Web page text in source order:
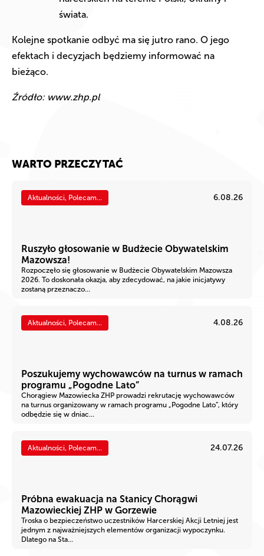
świata.
Kolejne spotkanie odbyć ma się jutro rano. O jego
efektach i decyzjach będziemy informować na
bieżąco.
Źródło: www.zhp.pl
WARTO PRZECZYTAĆ
Aktualności, Polecam... 6.08.26
Ruszyło głosowanie w Budżecie Obywatelskim
Mazowsza!
Rozpoczęło się głosowanie w Budżecie Obywatelskim Mazowsza
2026. To doskonała okazja, aby zdecydować, na jakie inicjatywy
zostaną przeznaczo...
Aktualności, Polecam... 4.08.26
Poszukujemy wychowawców na turnus w ramach
programu „Pogodne Lato”
Chorągiew Mazowiecka ZHP prowadzi rekrutację wychowawców
na turnus organizowany w ramach programu „Pogodne Lato”, który
odbędzie się w dniac...
Aktualności, Polecam... 24.07.26
Próbna ewakuacja na Stanicy Chorągwi
Mazowieckiej ZHP w Gorzewie
Troska o bezpieczeństwo uczestników Harcerskiej Akcji Letniej jest
jednym z najważniejszych elementów organizacji wypoczynku.
Dlatego na Sta...